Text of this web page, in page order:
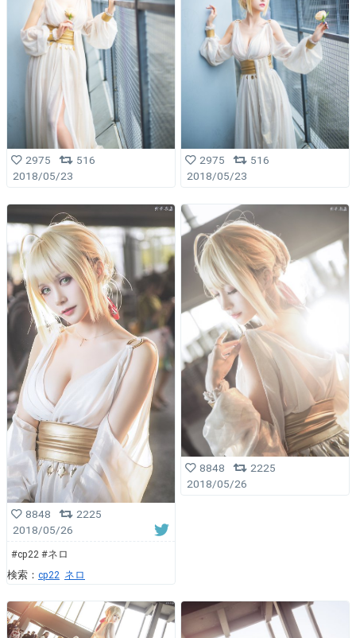
2975
516
2018/05/23
2975
516
2018/05/23
8848
2225
2018/05/26
#cp22 #ネロ
検索： cp22 ネロ
8848
2225
2018/05/26